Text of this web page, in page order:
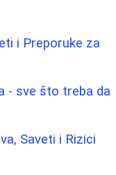
i Preporuke za
- sve što treba da
Saveti i Rizici